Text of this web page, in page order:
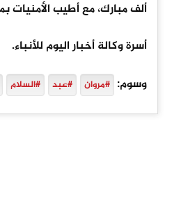
ألف مبارك، مع أطيب الأمنيات
أسرة وكالة أخبار اليوم للأنباء.
وسوم: #مروان #عبد #السلام